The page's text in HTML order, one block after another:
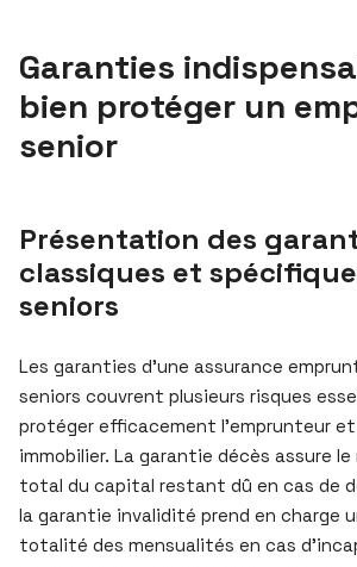
Garanties
bien protéger un
senior
Présentation des
classiques et
seniors
Les garanties d’une assurance
seniors couvrent plusieurs risques
protéger efficacement l’emprunteur
immobilier. La garantie décès assure
total du capital restant dû en cas de
la garantie invalidité prend en charge
totalité des mensualités en cas